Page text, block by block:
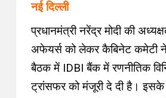
नई दिल्ली
प्रधानमंत्री नरेंद्र मोदी की
अफेयर्स को लेकर कैबिनेट कमेटी
बैठक में IDBI बैंक में रणनीतिक
ट्रांसफर को मंजूरी दे दी है।